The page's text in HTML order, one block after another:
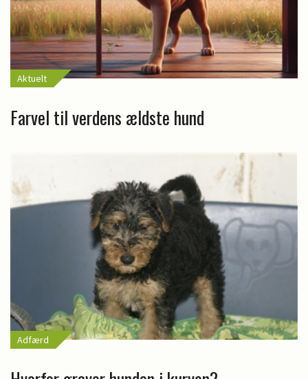
Aktuelt
Farvel til verdens ældste hund
Adfærd